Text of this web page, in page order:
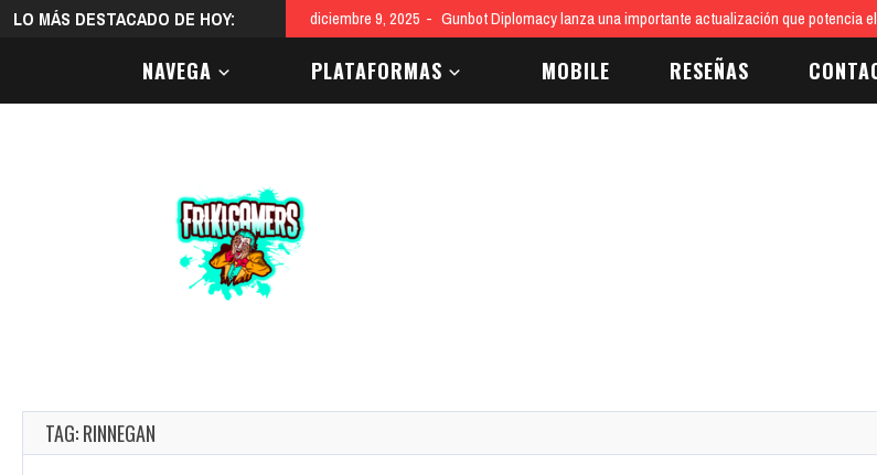
LO MÁS DESTACADO DE HOY: diciembre 9, 2025 Gunbot Diplomacy lanza una importante actualización que potencia
NAVEGA PLATAFORMAS MOBILE RESEÑAS
TAG: RINNEGAN